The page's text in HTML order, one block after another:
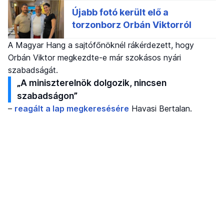
A Magyar Hang a sajtófőnöknél rákérdezett, hogy
Orbán Viktor megkezdte-e már szokásos nyári
szabadságát.
„A miniszterelnök dolgozik, nincsen
szabadságon”
– reagált a lap megkeresésére Havasi Bertalan.